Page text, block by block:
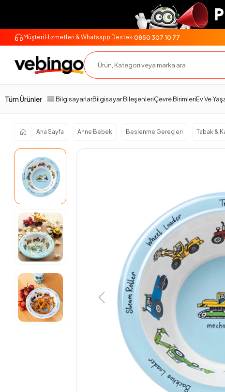
Müşteri Hizmetleri & Whatsapp Destek:0850 307 10 77
Tüm Ürünler BilgisayarlarBilgisayar BileşenleriÇevre BirimleriEv Ve
Ana Sayfa Anne Bebek Beslenme Gereçleri Tabak &
Ürün Açıklaması Teslimat Ve İade